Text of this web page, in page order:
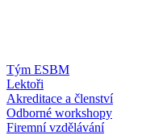
Tým ESBM
Lektoři
Akreditace a členství
Odborné workshopy
Firemní vzdělávání